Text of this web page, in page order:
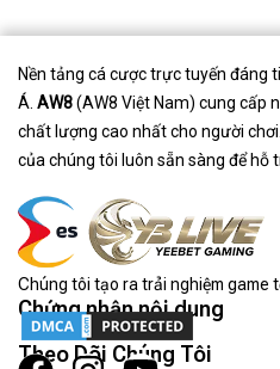
Nền tảng cá cược trực tuyến đáng
Á. AW8(AW8 Việt Nam) cung cấp
chất lượng cao nhất cho người
của chúng tôi luôn sẵn sàng để hỗ
Chúng tôi tạo ra trải nghiệm game
Chứng nhận nội dung
Theo Dõi Chúng Tôi